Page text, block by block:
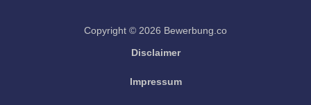
Copyright © 2026 Bewerbung.co
Disclaimer
Impressum